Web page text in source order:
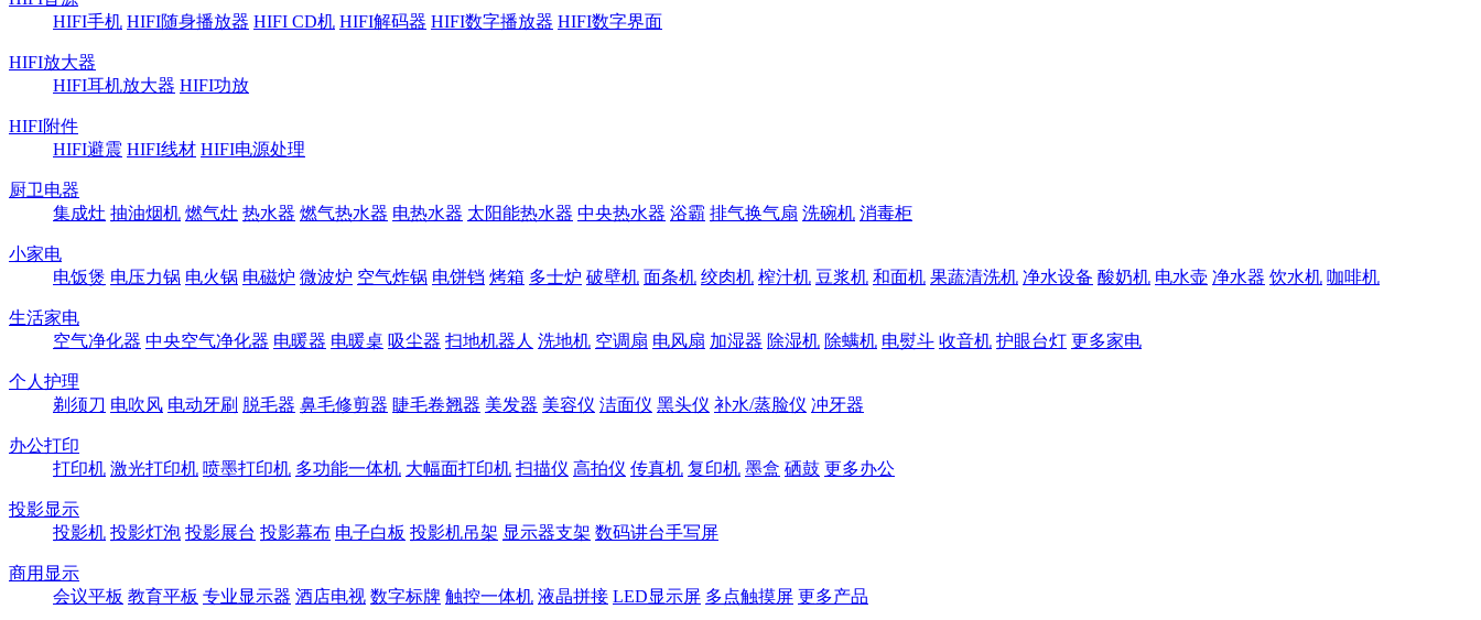
HIFI手机 HIFI随身播放器 HIFI CD机 HIFI解码器 HIFI数字播放器 HIFI数字界面
HIFI放大器
HIFI耳机放大器 HIFI功放
HIFI附件
HIFI避震 HIFI线材 HIFI电源处理
厨卫电器
集成灶 抽油烟机 燃气灶 热水器 燃气热水器 电热水器 太阳能热水器 中央热水器 浴霸 排气换气扇 洗碗机 消毒柜
小家电
电饭煲 电压力锅 电火锅 电磁炉 微波炉 空气炸锅 电饼铛 烤箱 多士炉 破壁机 面条机 绞肉机 榨汁机 豆浆机 和面机 果蔬清洗机 净水设备 酸奶机 电水壶 净水器 饮水机 咖啡机
生活家电
空气净化器 中央空气净化器 电暖器 电暖桌 吸尘器 扫地机器人 洗地机 空调扇 电风扇 加湿器 除湿机 除螨机 电熨斗 收音机 护眼台灯 更多家电
个人护理
剃须刀 电吹风 电动牙刷 脱毛器 鼻毛修剪器 睫毛卷翘器 美发器 美容仪 洁面仪 黑头仪 补水/蒸脸仪 冲牙器
办公打印
打印机 激光打印机 喷墨打印机 多功能一体机 大幅面打印机 扫描仪 高拍仪 传真机 复印机 墨盒 硒鼓 更多办公
投影显示
投影机 投影灯泡 投影展台 投影幕布 电子白板 投影机吊架 显示器支架 数码讲台手写屏
商用显示
会议平板 教育平板 专业显示器 酒店电视 数字标牌 触控一体机 液晶拼接 LED显示屏 多点触摸屏 更多产品